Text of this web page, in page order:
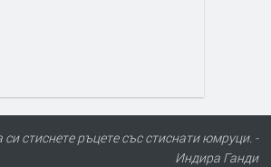
стиснете ръцете със стиснати юмруци. -
Индира Ганди